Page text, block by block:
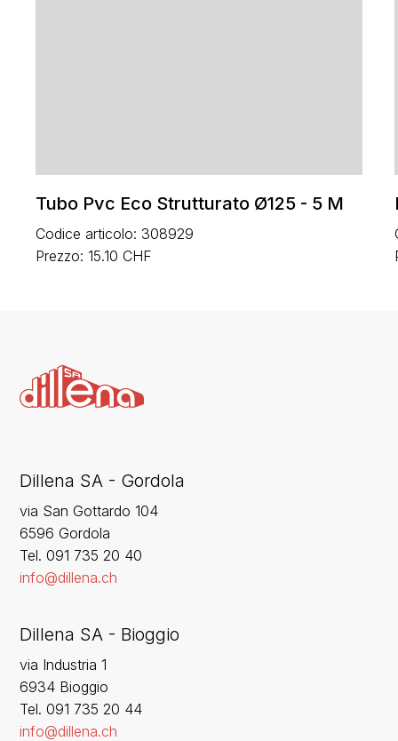
Tubo Pvc Eco Strutturato Ø125 - 5 M
Codice articolo: 308929
Prezzo: 15.10 CHF
Dillena SA - Gordola
via San Gottardo 104
6596 Gordola
‍Tel. 091 735 20 40
info@dillena.ch
Dillena SA - Bioggio
via Industria 1
6934 Bioggio
Tel. 091 735 20 44
info@dillena.ch